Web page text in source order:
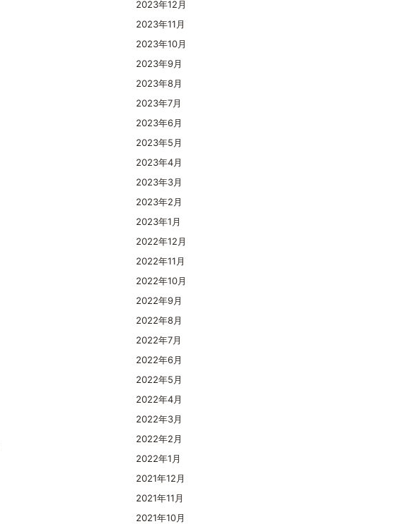
2023年12月
2023年11月
2023年10月
2023年9月
2023年8月
2023年7月
2023年6月
2023年5月
2023年4月
2023年3月
2023年2月
2023年1月
2022年12月
2022年11月
2022年10月
2022年9月
2022年8月
2022年7月
2022年6月
2022年5月
2022年4月
2022年3月
2022年2月
2022年1月
2021年12月
2021年11月
2021年10月